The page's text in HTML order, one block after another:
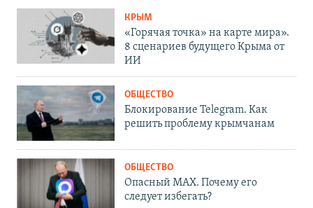
КРЫМ
«Горячая точка» на карте мира».
8 сценариев будущего Крыма от
ИИ
ОБЩЕСТВО
Блокирование Telegram. Как
решить проблему крымчанам
ОБЩЕСТВО
Опасный MAX. Почему его
следует избегать?